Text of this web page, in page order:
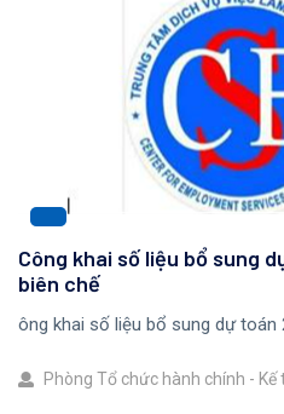
Công khai số liệu bổ sung
biên chế
ông khai số liệu bổ sung dự
Phòng Tổ chức hành chính - Kế